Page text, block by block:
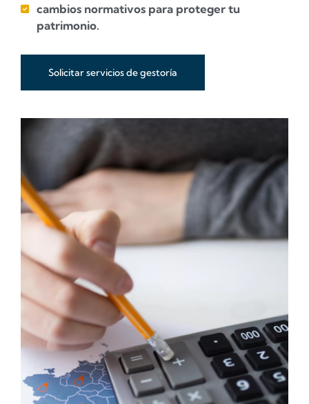
cambios normativos para proteger tu
patrimonio.
Solicitar servicios de gestoría